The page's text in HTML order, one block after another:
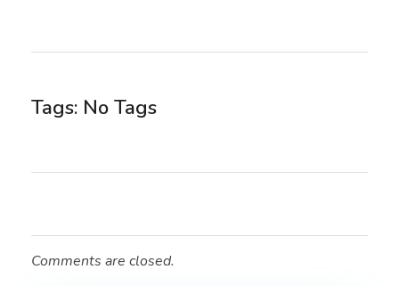
Tags: No Tags
Comments are closed.